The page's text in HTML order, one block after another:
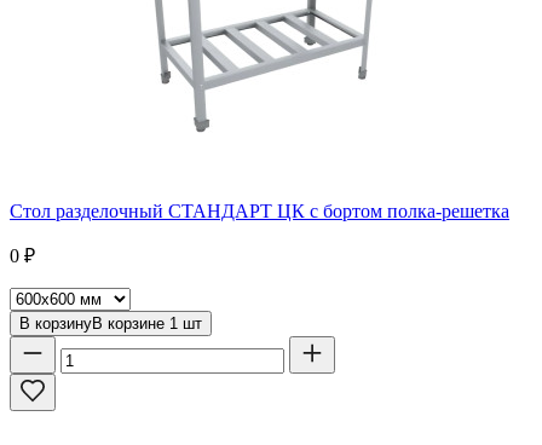
Стол разделочный СТАНДАРТ ЦК с бортом полка-решетка
0 ₽
В корзинуВ корзине 1 шт